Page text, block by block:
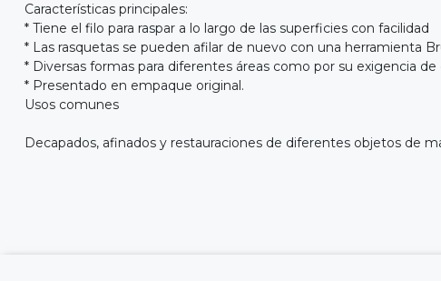
Características principales:
* Tiene el filo para raspar a lo largo de las superficies con facilidad
* Las rasquetas se pueden afilar de nuevo con una herramienta
* Diversas formas para diferentes áreas como por su exigencia
* Presentado en empaque original.
Usos comunes
Decapados, afinados y restauraciones de diferentes objetos de